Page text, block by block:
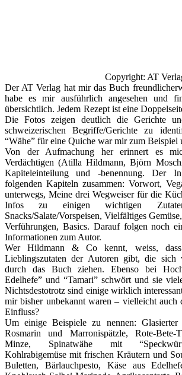
Copyright: AT
Der AT Verlag hat mir das Buch
habe es mir ausführlich angesehen und
übersichtlich. Jedem Rezept ist eine
Die Fotos zeigen deutlich die Gerichte
schweizerischen Begriffe/Gerichte zu
“Wähe” für eine Quiche war mir zum Beispiel
Von der Aufmachung her erinnert es
Verdächtigen (Atilla Hildmann, Björn
Kapiteleinteilung und -benennung. Der
folgenden Kapiteln zusammen: Vorwort,
unterwegs, Meine drei Wegweiser für die
Infos zu einigen wichtigen
Snacks/Salate/Vorspeisen, Vielfältiges
Verführungen, Basics. Darauf folgen noch
Informationen zum Autor.
Wer Hildmann & Co kennt, weiss,
Lieblingszutaten der Autoren gibt, die sich
durch das Buch ziehen. Ebenso bei
Edelhefe” und “Tamari” schwört und sie
Nichtsdestotrotz sind einige wirklich
mir bisher unbekannt waren – vielleicht auch
Einfluss?
Um einige Beispiele zu nennen:
Rosmarin und Marronispätzle, Rote-
Minze, Spinatwähe mit
Kohlrabigemüse mit frischen Kräutern und
Buletten, Bärlauchpesto, Käse aus